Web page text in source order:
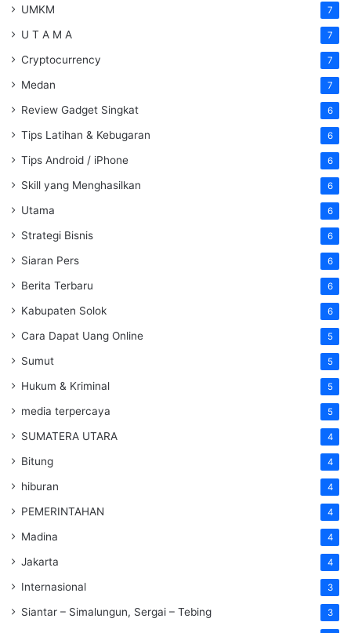
UMKM 7
U T A M A 7
Cryptocurrency 7
Medan 7
Review Gadget Singkat 6
Tips Latihan & Kebugaran 6
Tips Android / iPhone 6
Skill yang Menghasilkan 6
Utama 6
Strategi Bisnis 6
Siaran Pers 6
Berita Terbaru 6
Kabupaten Solok 6
Cara Dapat Uang Online 5
Sumut 5
Hukum & Kriminal 5
media terpercaya 5
SUMATERA UTARA 4
Bitung 4
hiburan 4
PEMERINTAHAN 4
Madina 4
Jakarta 4
Internasional 3
Siantar – Simalungun, Sergai – Tebing 3